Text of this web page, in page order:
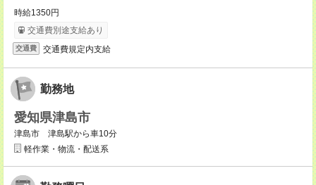
時給1350円
交通費別途支給あり
交通費 交通費規定内支給
勤務地
愛知県津島市
津島市 津島駅から車10分
軽作業・物流・配送系